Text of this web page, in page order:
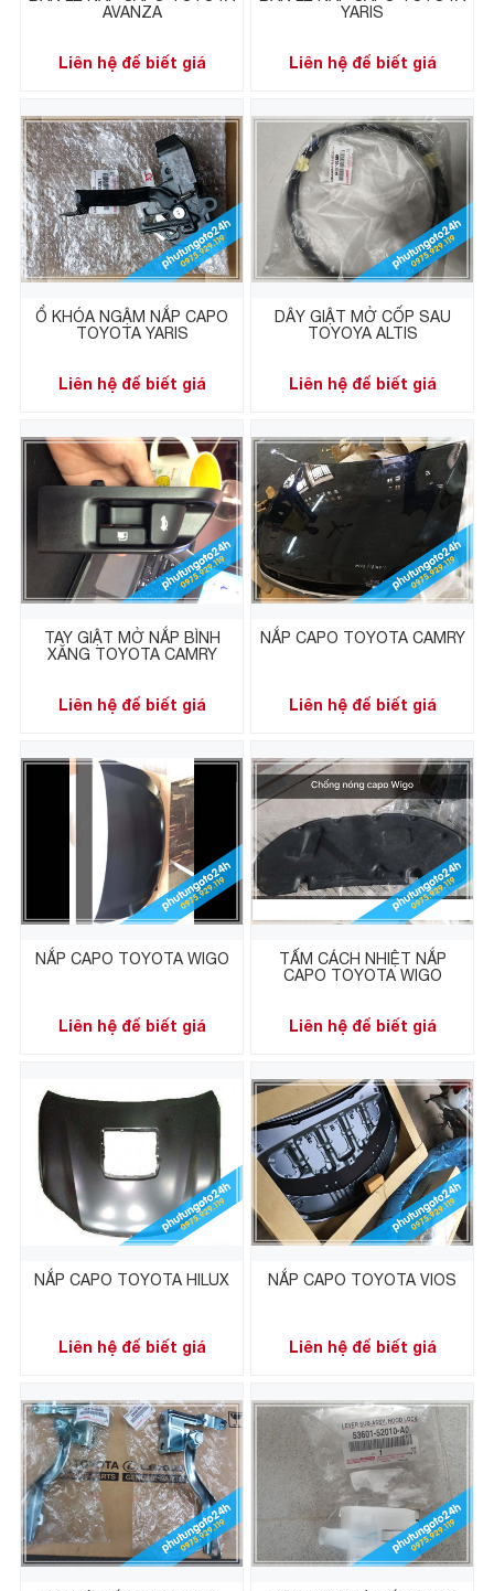
AVANZA
Liên hệ để biết giá
YARIS
Liên hệ để biết giá
Ổ KHÓA NGẬM NẮP CAPO
TOYOTA YARIS
Liên hệ để biết giá
DÂY GIẬT MỞ CỐP SAU
TOYOYA ALTIS
Liên hệ để biết giá
TAY GIẬT MỞ NẮP BÌNH
XĂNG TOYOTA CAMRY
Liên hệ để biết giá
NẮP CAPO TOYOTA CAMRY
Liên hệ để biết giá
NẮP CAPO TOYOTA WIGO
Liên hệ để biết giá
TẤM CÁCH NHIỆT NẮP
CAPO TOYOTA WIGO
Liên hệ để biết giá
NẮP CAPO TOYOTA HILUX
Liên hệ để biết giá
NẮP CAPO TOYOTA VIOS
Liên hệ để biết giá